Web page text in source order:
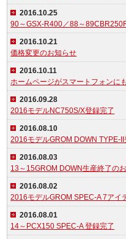
2016.10.25
90～GSX-R400／88～
2016.10.21
価格変更のお知らせ
2016.10.11
ホームページがスマートフォンに
2016.09.28
2016モデルNC750S/X登録完了
2016.08.10
2016モデルGROM DOWN TYPE-II
2016.08.03
13～15GROM DOWN生産終了の
2016.08.02
2016モデルGROM SPEC-A 7アイ
2016.08.01
14～PCX150 SPEC-A 登録完了